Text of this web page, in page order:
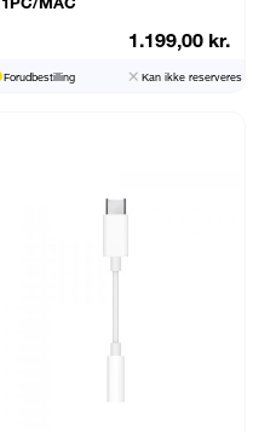
1.199,00 kr.
Forudbestilling Kan ikke reserveres